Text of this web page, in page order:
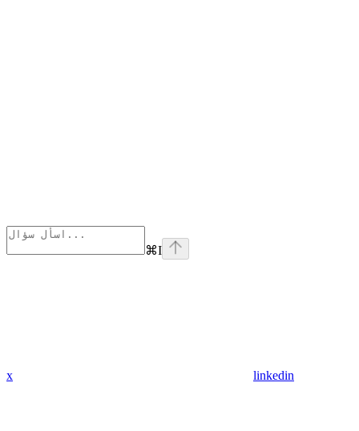
⌘I
x linkedin